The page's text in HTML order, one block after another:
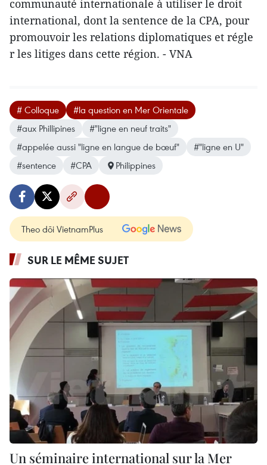
communauté internationale à utiliser le droit
international, dont​ la sentence de la CPA, pour
promouvoir les relations diplomatiques et r​égle​
r les litiges dans ​cette région. - VNA
# Colloque
#la question en Mer Orientale
#aux Phillipines
#"ligne en neuf traits"
#appelée aussi "ligne en langue de bœuf"
#"ligne en U"
#sentence
#CPA Philippines
Theo dõi VietnamPlus
SUR LE MÊME SUJET
Un séminaire international sur la Mer